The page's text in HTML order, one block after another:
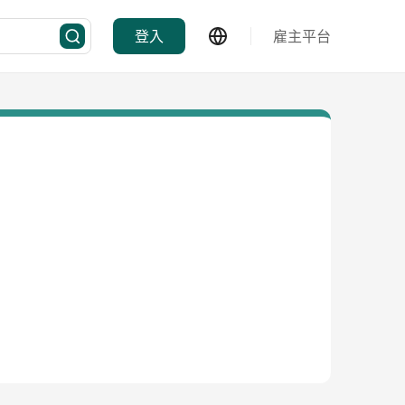
登入 雇主平台